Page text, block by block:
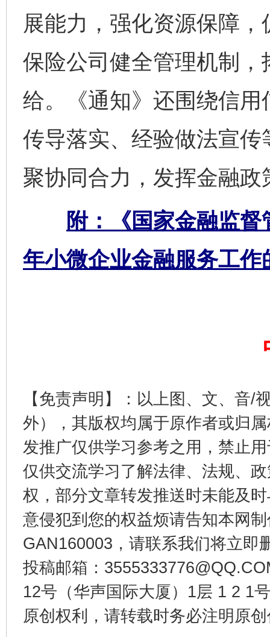
展能力，强化资源保障
保险公司健全管理机制
给。《通知》还围绕信
传导落实、经验做法宣
聚协同合力，发挥金融政
附：《国家金融监
年小微企业金融服务工作
【免责声明】：以上图、文、音/
外），其版权均属于原作者或归
发推广仅供学习参考之用，禁止
仅供交流学习了解法律、法规、
权，部分文章转发推送时未能及
意侵犯到您的权益烦请告知本网
GAN160003，请联系我们将立即
投稿邮箱：
12号（华声国际大厦）1层 1 2 1
原创权利，请转载时务必注明原
东山县通报“牛蛙产品抗生素超标问题”
千年窑火 生生不息 一